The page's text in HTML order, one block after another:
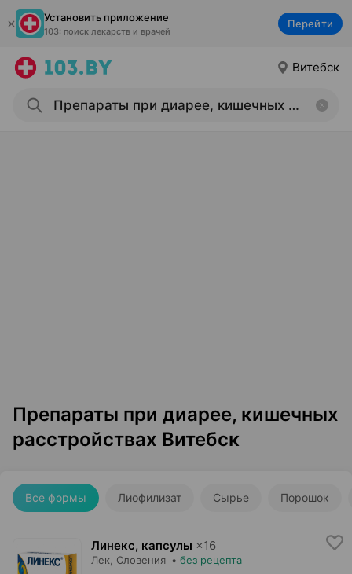
Установить приложение
103: поиск лекарств и врачей
Перейти
Витебск
Препараты при диарее, кишечных
расстройствах Витебск
Все формы Лиофилизат Сырье Порошок
Линекс, капсулы ×16
Лек , Словения • без рецепта